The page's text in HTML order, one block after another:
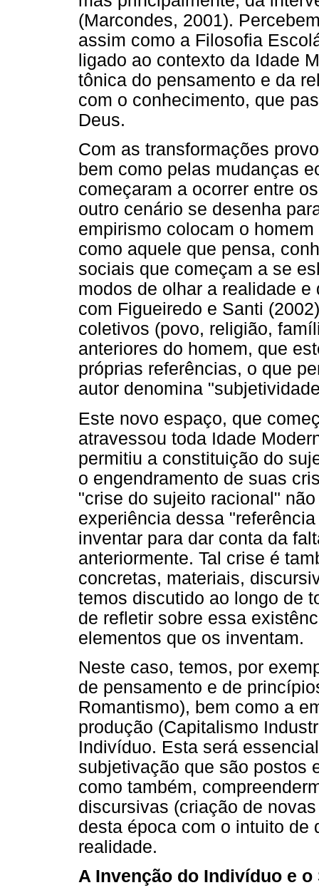
(Marcondes, 2001).
assim como a Filosofia
ligado ao contexto da Idade
tônica do pensamento e da
com o conhecimento, que
Deus.
Com as transformações
bem como pelas mudanças
começaram a ocorrer entre
outro cenário se desenha
empirismo colocam o
como aquele que pensa,
sociais que começam a se
modos de olhar a realidade
com Figueiredo e Santi
coletivos (povo, religião,
anteriores do homem, que
próprias referências, o que
autor denomina
Este novo espaço, que
atravessou toda Idade
permitiu a constituição do
o engendramento de suas
"crise do sujeito racional"
experiência dessa
inventar para dar conta da
anteriormente. Tal crise é
concretas, materiais,
temos discutido ao longo de
de refletir sobre essa
elementos que os inventam.
Neste caso, temos, por
de pensamento e de
Romantismo), bem como a
produção (Capitalismo
Indivíduo. Esta será
subjetivação que são postos
como também,
discursivas (criação de
desta época com o intuito de
realidade.
A Invenção do Indivíduo e